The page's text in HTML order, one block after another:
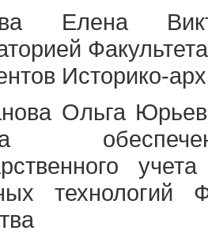
Елена
Историко-
Ольга
технологий